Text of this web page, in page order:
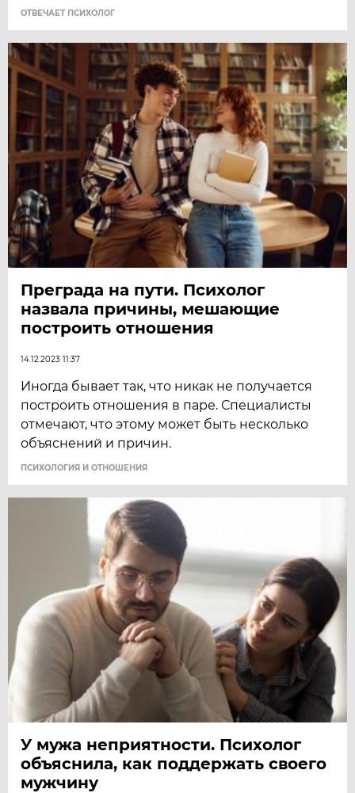
ОТВЕЧАЕТ ПСИХОЛОГ
Преграда на пути. Психолог
назвала причины, мешающие
построить отношения
14.12.2023 11:37
Иногда бывает так, что никак не получается
построить отношения в паре. Специалисты
отмечают, что этому может быть несколько
объяснений и причин.
ПСИХОЛОГИЯ И ОТНОШЕНИЯ
У мужа неприятности. Психолог
объяснила, как поддержать своего
мужчину